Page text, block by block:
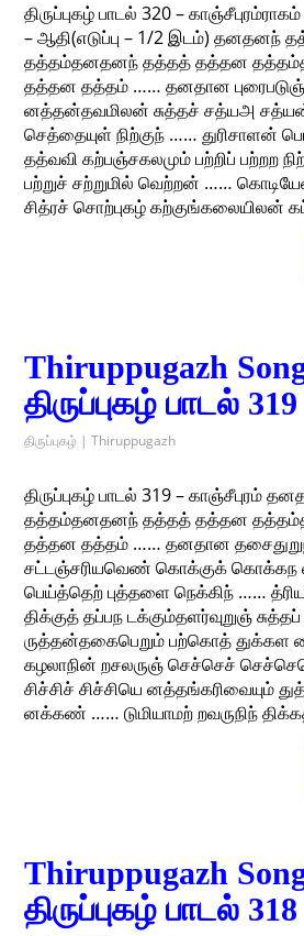
திருப்புகழ் பாடல் 320 –
– ஆதி(எடுப்பு – 1/2 இடம்) தனதனந்
தத்தம்தனதனந் தத்தத் தத்தன
தத்தன தத்தம் …… தனதான புரைபடுஞ்
னத்தன்தவமிலன் சுத்தச் சத்யஅ
செத்தையுள் நிற்குந் …… துரிசாளன்
தத்வவி கற்பஞ்சகலமும் பற்றிப் பற்றற
பற்றுச் சற்றுமில் வெற்றன் ……
சித்ரச் சொற்புகழ் கற்குங்கலையிலன்
Thiruppugazh
திருப்புகழ் பாடல் 319
திருப்புகழ் | Thiruppugazh
திருப்புகழ் பாடல் 319 – காஞ்சீபுரம்
தத்தம்தனதனந் தத்தத் தத்தன
தத்தன தத்தம் …… தனதான
சட்டஞ்சரியவெண் கொக்குக் கொக்கந
பெய்த்தெற் புத்தளை நெக்கிந் ……
திக்குத் தப்பந டக்கும்தளர்வுறுஞ் சுத்தப்
ருத்தன்தகைபெறும் பற்கொத் துக்கள
கழலாநின் றசலருஞ் செச்செச்
சிச்சிச் சிச்சியெ னத்தங்கரிவையும்
னக்கண் …… டுமியாமற் றவருநிந்
Thiruppugazh
திருப்புகழ் பாடல் 318